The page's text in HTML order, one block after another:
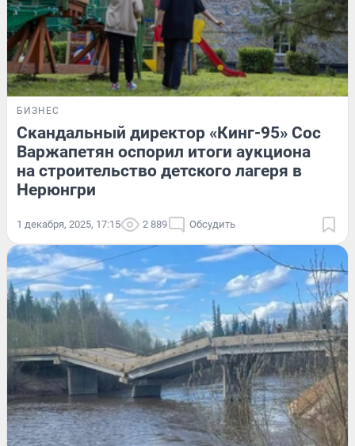
БИЗНЕС
Скандальный директор «Кинг-95» Сос
Варжапетян оспорил итоги аукциона
на строительство детского лагеря в
Нерюнгри
1 декабря, 2025, 17:15 2 889 Обсудить